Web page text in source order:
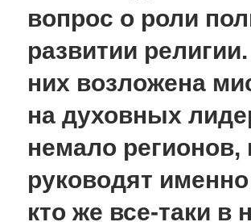
вопрос о роли
развитии
них возложена
на духовных
немало
руководят
кто же все-таки